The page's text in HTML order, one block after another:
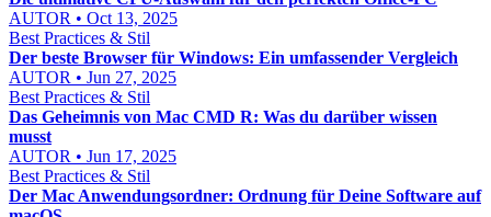
AUTOR • Oct 13, 2025
Best Practices & Stil
Der beste Browser für Windows: Ein umfassender Vergleich
AUTOR • Jun 27, 2025
Best Practices & Stil
Das Geheimnis von Mac CMD R: Was du darüber wissen
musst
AUTOR • Jun 17, 2025
Best Practices & Stil
Der Mac Anwendungsordner: Ordnung für Deine Software auf